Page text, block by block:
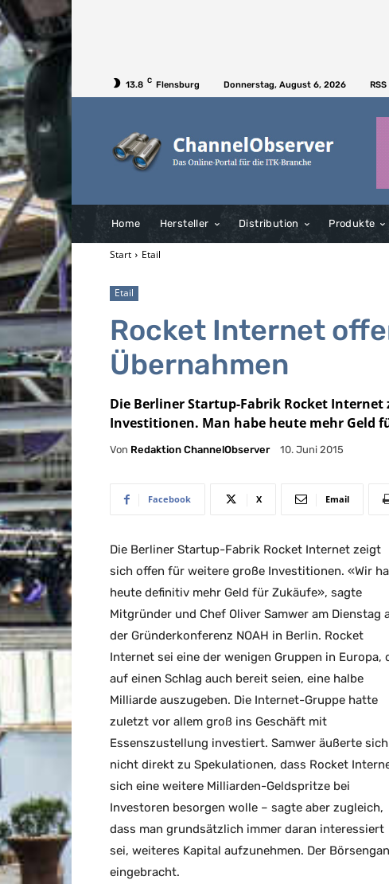
13.8 C Flensburg Donnerstag, August 6, 2026 RSS
Home Hersteller Distribution Produkte
Start Etail
Etail
Rocket Internet
Übernahmen
Die Berliner Startup-Fabrik Rocket
Investitionen. Man habe heute mehr Geld
Von Redaktion ChannelObserver 10. Juni 2015
Facebook X Email
Die Berliner Startup-Fabrik Rocket Internet zeigt
sich offen für weitere große Investitionen. «Wir
heute definitiv mehr Geld für Zukäufe», sagte
Mitgründer und Chef Oliver Samwer am Dienstag
der Gründerkonferenz NOAH in Berlin. Rocket
Internet sei eine der wenigen Gruppen in Europa,
auf einen Schlag auch bereit seien, eine halbe
Milliarde auszugeben. Die Internet-Gruppe hatte
zuletzt vor allem groß ins Geschäft mit
Essenszustellung investiert. Samwer äußerte sich
nicht direkt zu Spekulationen, dass Rocket
sich eine weitere Milliarden-Geldspritze bei
Investoren besorgen wolle – sagte aber zugleich,
dass man grundsätzlich immer daran interessiert
sei, weiteres Kapital aufzunehmen. Der
eingebracht.